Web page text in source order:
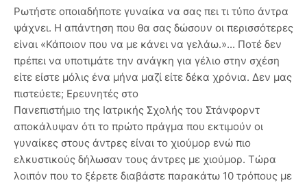
Ρωτήστε οποιαδήποτε γυναίκα να σας πει τι τύπο άντρα
ψάχνει. Η απάντηση που θα σας δώσουν οι περισσότερες
είναι «Κάποιον που να με κάνει να γελάω.»... Ποτέ δεν
πρέπει να υποτιμάτε την ανάγκη για γέλιο στην σχέση
είτε είστε μόλις ένα μήνα μαζί είτε δέκα χρόνια. Δεν μας
πιστεύετε; Ερευνητές στο
Πανεπιστήμιο της Ιατρικής Σχολής του Στάνφορντ
αποκάλυψαν ότι το πρώτο πράγμα που εκτιμούν οι
γυναίκες στους άντρες είναι το χιούμορ ενώ πιο
ελκυστικούς δήλωσαν τους άντρες με χιούμορ. Τώρα
λοιπόν που το ξέρετε διαβάστε παρακάτω 10 τρόπους με